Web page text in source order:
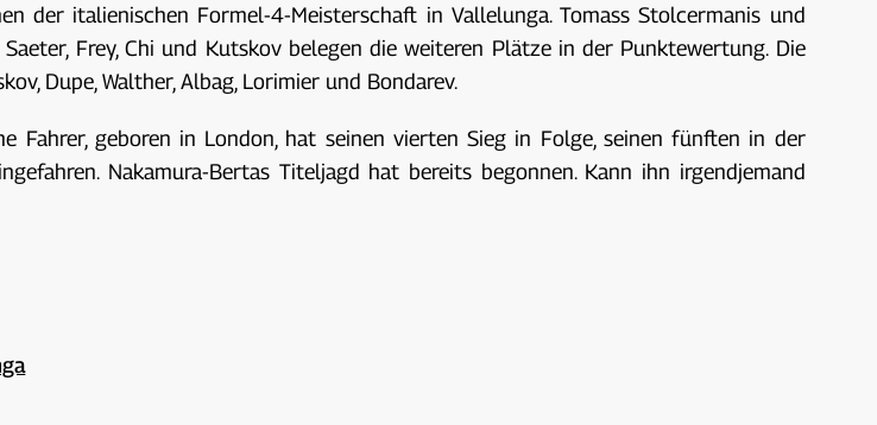
der italienischen Formel-4-Meisterschaft in Vallelunga. Tomass Stolcermanis und
Frey, Chi und Kutskov belegen die weiteren Plätze in der Punktewertung. Die
Dupe, Walther, Albag, Lorimier und Bondarev.
Fahrer, geboren in London, hat seinen vierten Sieg in Folge, seinen fünften in der
Nakamura-Bertas Titeljagd hat bereits begonnen. Kann ihn irgendjemand